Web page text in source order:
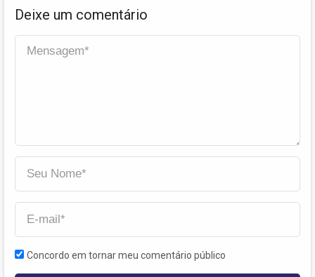
Deixe um comentário
Concordo em tornar meu comentário público